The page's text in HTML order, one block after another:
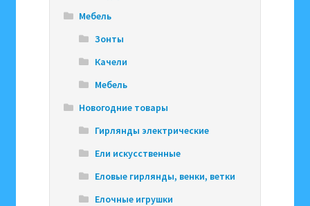
Мебель
Зонты
Качели
Мебель
Новогодние товары
Гирлянды электрические
Ели искусственные
Еловые гирлянды, венки, ветки
Елочные игрушки